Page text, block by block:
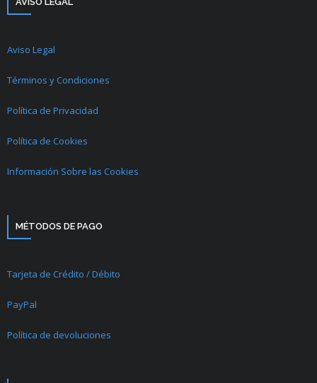
Aviso Legal
Términos y Condiciones
Política de Privacidad
Política de Cookies
Información Sobre las Cookies
MÉTODOS DE PAGO
Tarjeta de Crédito / Débito
PayPal
Política de devoluciones